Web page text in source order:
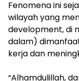
‎Fenomena ini
wilayah yang
development, di
dalam)
kerja dan
‎“Alhamdulillah,